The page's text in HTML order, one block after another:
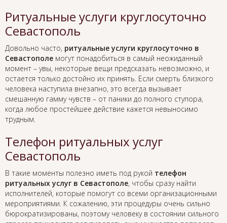
Ритуальные услуги круглосуточно
Севастополь
Довольно часто, ритуальные услуги круглосуточно в
Севастополе могут понадобиться в самый неожиданный
момент – увы, некоторые вещи предсказать невозможно, и
остается только достойно их принять. Если смерть близкого
человека наступила внезапно, это всегда вызывает
смешанную гамму чувств – от паники до полного ступора,
когда любое простейшее действие кажется невыносимо
трудным.
Телефон ритуальных услуг
Севастополь
В такие моменты полезно иметь под рукой телефон
ритуальных услуг в Севастополе, чтобы сразу найти
исполнителей, которые помогут со всеми организационными
мероприятиями. К сожалению, эти процедуры очень сильно
бюрократизированы, поэтому человеку в состоянии сильного